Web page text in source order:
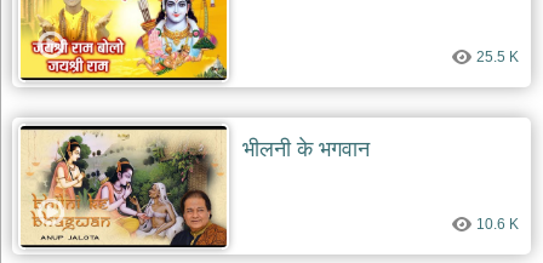
25.5 K
भीलनी के भगवान
10.6 K